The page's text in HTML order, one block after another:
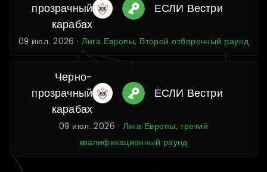
прозрачный
карабах
ЕСЛИ Вестри
09 июл. 2026 ·Лига Европы, Второй отборочный раунд
Черно-
прозрачный
карабах
ЕСЛИ Вестри
09 июл. 2026 · Лига Европы, третий
квалификационный раунд